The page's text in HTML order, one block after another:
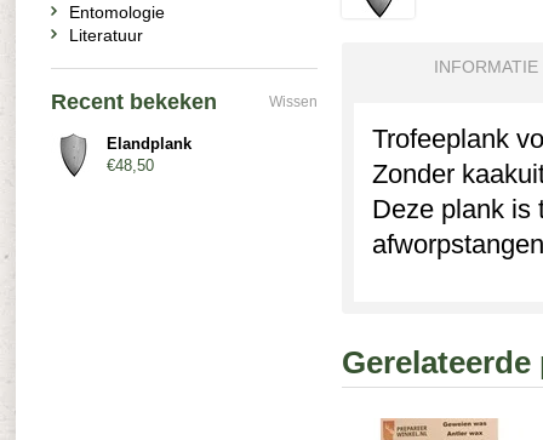
INFORMATIE
Trofeeplank
Zonder
Deze plank is
Entomologie
Literatuur
Recent bekeken Wissen
Elandplank
€48,50